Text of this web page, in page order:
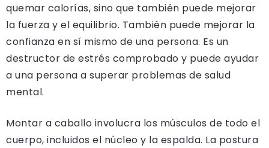
quemar calorías, sino que también puede mejorar
la fuerza y ​​el equilibrio. También puede mejorar la
confianza en sí mismo de una persona. Es un
destructor de estrés comprobado y puede ayudar
a una persona a superar problemas de salud
mental.
Montar a caballo involucra los músculos de todo el
cuerpo, incluidos el núcleo y la espalda. La postura